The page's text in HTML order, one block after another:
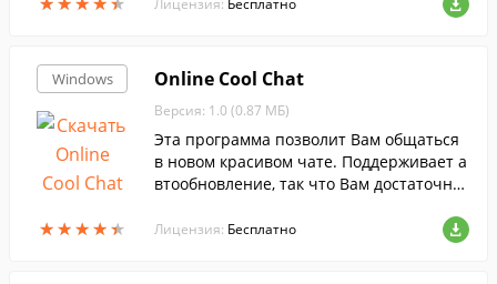
Лицензия: Бесплатно
Windows
★★★★★
★★★★★
Online Cool Chat
Версия: 1.0 (0.87 МБ)
Эта программа позволит Вам общаться
в новом красивом чате. Поддерживает а
втообновление, так что Вам достаточно
а будет обновляться по мере необходим
Лицензия: Бесплатно